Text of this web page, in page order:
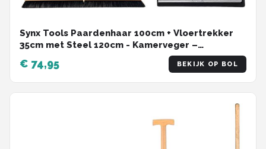
Synx Tools Paardenhaar 100cm + Vloertrekker
35cm met Steel 120cm - Kamerveger –
Vloerreiniger – Moppen – Zachte binnenbezem
met steel 150cm
€ 74,95 BEKIJK OP BOL